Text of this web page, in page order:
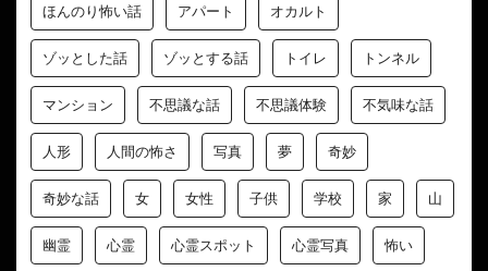
ほんのり怖い話 アパート オカルト
ゾッとした話 ゾッとする話 トイレ トンネル
マンション 不思議な話 不思議体験 不気味な話
人形 人間の怖さ 写真 夢 奇妙
奇妙な話 女 女性 子供 学校 家 山
幽霊 心霊 心霊スポット 心霊写真 怖い